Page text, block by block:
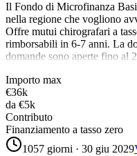
Il Fondo di Microfinanza
nella regione che vogliono
Offre mutui chirografari a
rimborsabili in 6-7 anni. La
domande sono aperte fino al
Importo max
€36k
da €5k
Contributo
Finanziamento a tasso zero
1057 giorni · 30 giu 2029